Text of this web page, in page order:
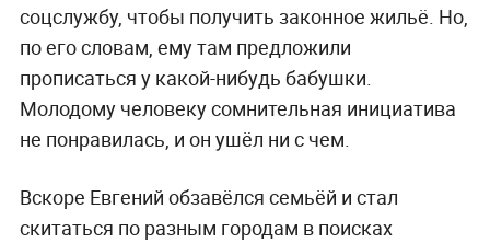
соцслужбу, чтобы получить законное жильё. Но,
по его словам, ему там предложили
прописаться у какой-нибудь бабушки.
Молодому человеку сомнительная инициатива
не понравилась, и он ушёл ни с чем.
Вскоре Евгений обзавёлся семьёй и стал
скитаться по разным городам в поисках